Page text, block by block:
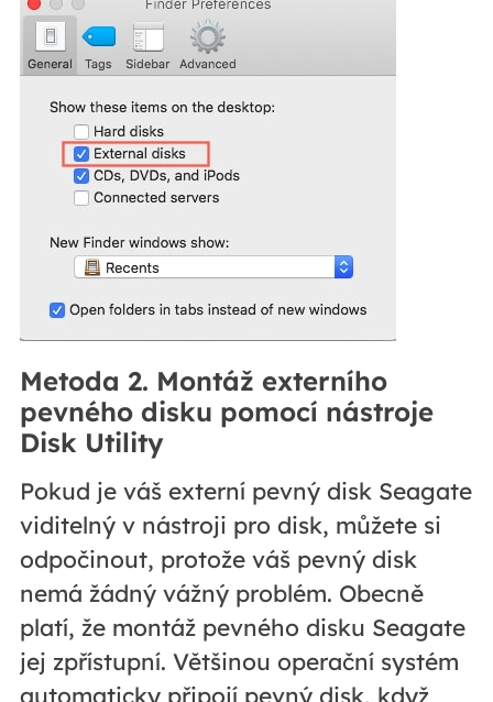
Metoda 2. Montáž externího
pevného disku pomocí nástroje
Disk Utility
Pokud je váš externí pevný disk Seagate
viditelný v nástroji pro disk, můžete si
odpočinout, protože váš pevný disk
nemá žádný vážný problém. Obecně
platí, že montáž pevného disku Seagate
jej zpřístupní. Většinou operační systém
automaticky připojí pevný disk, když